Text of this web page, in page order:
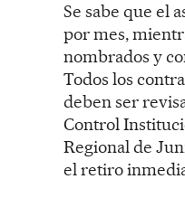
Se sabe que el
por mes,
nombrados y
Todos los
deben ser
Control
Regional de
el retiro